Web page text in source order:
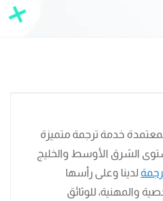
خدمة ترجمة متميزة
الشرق الأوسط والخليج
لدينا وعلى رأسها
والمهنية، للوثائق